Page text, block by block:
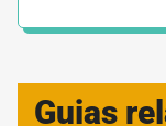
Guias